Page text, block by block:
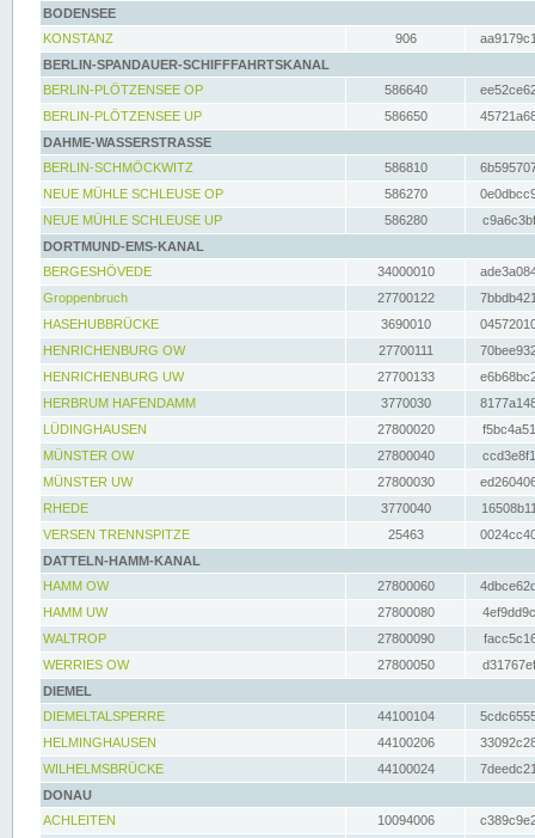
BODENSEE
KONSTANZ
906
BERLIN-SPANDAUER-SCHIFFFAHRTSKANAL
BERLIN-PLÖTZENSEE OP
586640
BERLIN-PLÖTZENSEE UP
586650
DAHME-WASSERSTRASSE
BERLIN-SCHMÖCKWITZ
586810
NEUE MÜHLE SCHLEUSE OP
586270
NEUE MÜHLE SCHLEUSE UP
586280
DORTMUND-EMS-KANAL
BERGESHÖVEDE
34000010
Groppenbruch
27700122
HASEHUBBRÜCKE
3690010
HENRICHENBURG OW
27700111
HENRICHENBURG UW
27700133
HERBRUM HAFENDAMM
3770030
LÜDINGHAUSEN
27800020
MÜNSTER OW
27800040
MÜNSTER UW
27800030
RHEDE
3770040
VERSEN TRENNSPITZE
25463
DATTELN-HAMM-KANAL
HAMM OW
27800060
HAMM UW
27800080
WALTROP
27800090
WERRIES OW
27800050
DIEMEL
DIEMELTALSPERRE
44100104
HELMINGHAUSEN
44100206
WILHELMSBRÜCKE
44100024
DONAU
ACHLEITEN
10094006